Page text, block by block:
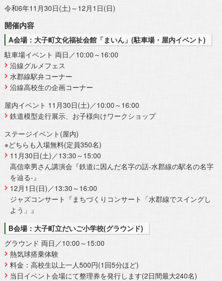
令和6年11月30日(土)～12月1日(日)
開催内容
A会場：大子町文化福祉会館「まいん」(駐車場・屋内イベント)
駐車場イベント 両日／10:00～16:00
沿線グルメフェス
水郡線駅弁コーナー
沿線高校生の企画コーナー
屋内イベント 11月30日(土)／10:00～16:00
鉄道模型走行展示、お子様向けワークショップ
ステージイベント(屋内)
※どちらも入場無料(定員350名)
11月30日(土)／13:30～15:00
高信幸男さん講演会『鉄道に因んだ名字の話-水郡線の駅名の名字
を辿る-』
12月1日(日)／13:30～16:00
ジャズコンサート『まちづくりコンサート「水郡線でスイングし
よう」』
B会場：大子町立だいご小学校(グラウンド)
グラウンド 両日／10:00～15:00
熱気球搭乗体験
料金：高校生以上一人500円(1回5分ほど)
当日イベント会場にて整理券を発行します(2日間最大240名)